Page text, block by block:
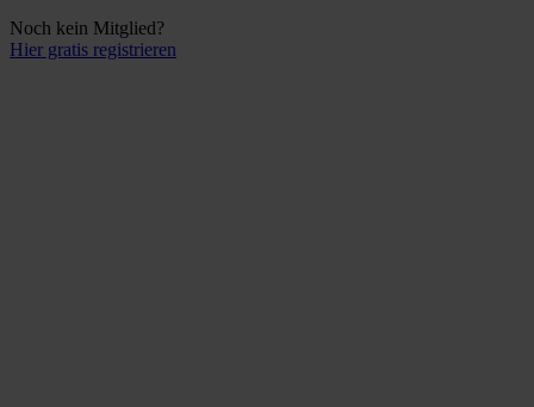
Noch kein Mitglied?
Hier gratis registrieren